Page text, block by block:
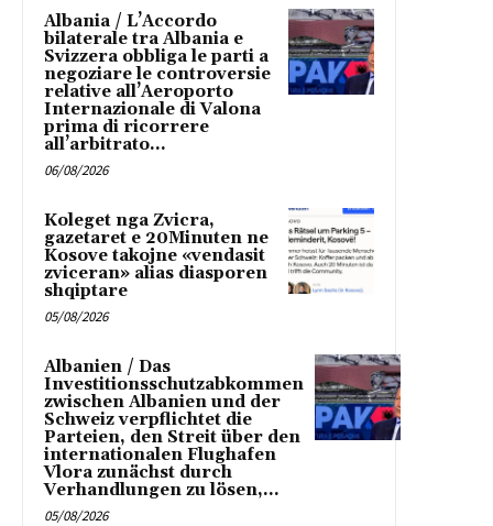
Albania / L’Accordo
bilaterale tra Albania e
Svizzera obbliga le parti a
negoziare le controversie
relative all’Aeroporto
Internazionale di Valona
prima di ricorrere
all’arbitrato...
06/08/2026
Koleget nga Zvicra,
gazetaret e 20Minuten ne
Kosove takojne «vendasit
zviceran» alias diasporen
shqiptare
05/08/2026
Albanien / Das
Investitionsschutzabkommen
zwischen Albanien und der
Schweiz verpflichtet die
Parteien, den Streit über den
internationalen Flughafen
Vlora zunächst durch
Verhandlungen zu lösen,...
05/08/2026